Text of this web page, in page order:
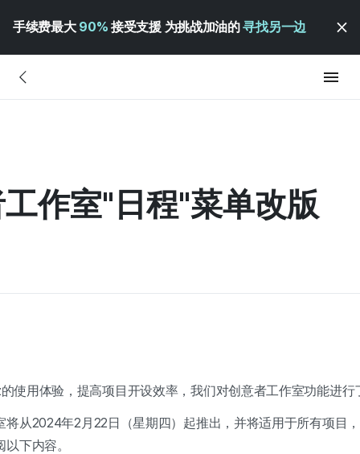
手续费最大 90% 接受支援 为挑战加油的寻找另一边
作室"日程"菜单改版
使用体验，提高项目开设效率，我们对创意者工作室功能进行
将从2024年2月22日（星期四）起推出，并将适用于所有项目
下内容。